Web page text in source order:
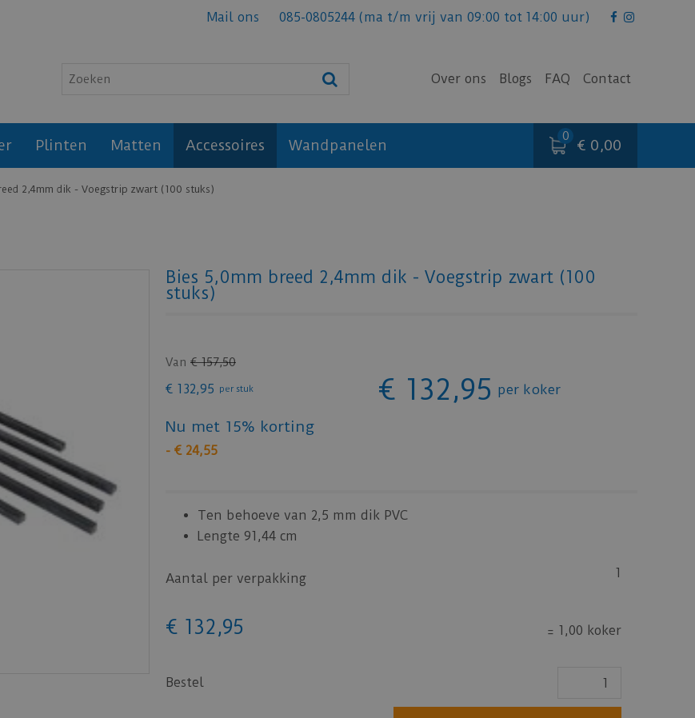
2,4mm dik - Voegstrip zwart (100 stuks)
Mail ons 085-0805244 (ma t/m vrij van 09:00 tot 14:00 uur)
Over ons Blogs FAQ Contact
Plinten Matten Accessoires Wandpanelen € 0,00
Bies 5,0mm breed 2,4mm dik - Voegstrip zwart (100
stuks)
Van € 157,50
€ 132,95 per stuk € 132,95 per koker
Nu met 15% korting
- € 24,55
Ten behoeve van 2,5 mm dik PVC
Lengte 91,44 cm
Aantal per verpakking 1
€ 132 ,95 = 1,00 koker
Bestel